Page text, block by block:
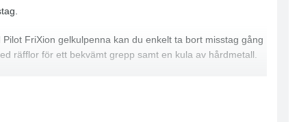
FriXion gelkulpenna kan du enkelt ta bort misstag gång
räfflor för ett bekvämt grepp samt en kula av hårdmetall.